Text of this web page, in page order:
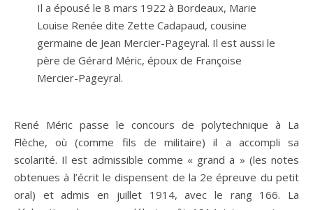
Il a épousé le 8 mars 1922 à Bordeaux, Marie
Louise Renée dite Zette Cadapaud, cousine
germaine de Jean Mercier-Pageyral. Il est aussi le
père de Gérard Méric, époux de Françoise
Mercier-Pageyral.
René Méric passe le concours de polytechnique à La
Flèche, où (comme fils de militaire) il a accompli sa
scolarité. Il est admissible comme « grand a » (les notes
obtenues à l’écrit le dispensent de la 2e épreuve du petit
oral) et admis en juillet 1914, avec le rang 166. La